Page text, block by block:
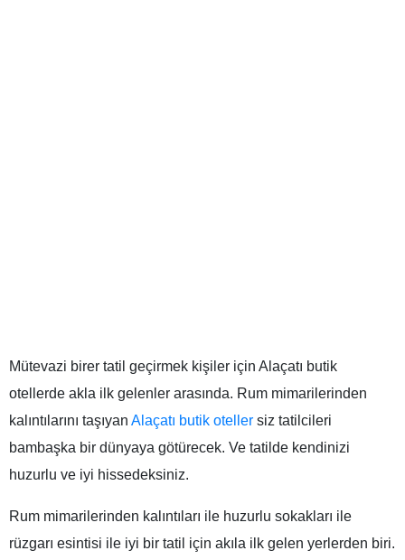
Mütevazi birer tatil geçirmek kişiler için Alaçatı butik
otellerde akla ilk gelenler arasında. Rum mimarilerinden
kalıntılarını taşıyan Alaçatı butik oteller siz tatilcileri
bambaşka bir dünyaya götürecek. Ve tatilde kendinizi
huzurlu ve iyi hissedeksiniz.
Rum mimarilerinden kalıntıları ile huzurlu sokakları ile
rüzgarı esintisi ile iyi bir tatil için akıla ilk gelen yerlerden biri.